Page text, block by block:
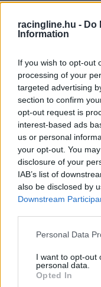
racingline.hu - Do
Information
If you wish to opt-out
processing of your
targeted advertising
section to confirm
opt-out request is
interest-based ads
us or personal
your opt-out. You
disclosure of your
IAB’s list of
also be disclosed by
Downstream
Please note that this
not limited to your
grant or deny
use your data for
Personal Data
I want to opt-out
personal data.
Opted In
A beszélgetés
Szerelő, valami
Hol volt ez
Bécsben,